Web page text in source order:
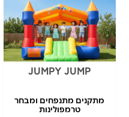
JUMPY JUMP
מתקנים מתנפחים ומבחר
טרמפולינות